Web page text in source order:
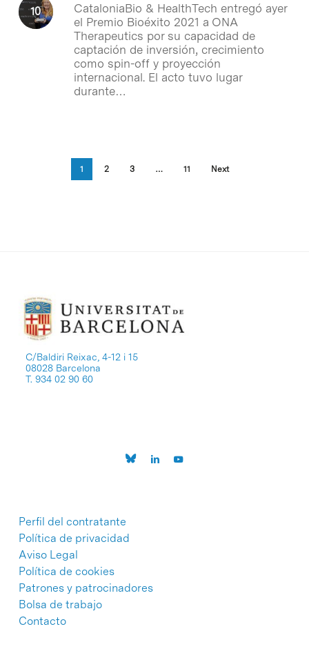
CataloniaBio & HealthTech entregó ayer
el Premio Bioéxito 2021 a ONA
Therapeutics por su capacidad de
captación de inversión, crecimiento
como spin-off y proyección
internacional. El acto tuvo lugar
durante…
1 2 3 … 11 Next
C/Baldiri Reixac, 4-12 i 15
08028 Barcelona
T. 934 02 90 60
Perfil del contratante
Política de privacidad
Aviso Legal
Política de cookies
Patrones y patrocinadores
Bolsa de trabajo
Contacto